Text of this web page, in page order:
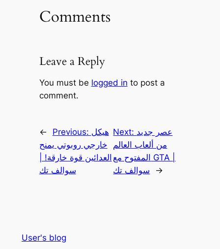
Comments
Leave a Reply
You must be logged in to post a
comment.
← Previous: هيكل
خارجي روبوتي يمنح
العدائين قوة خارقة! |
سوالف تك
Next: عصر جديد
من ألعاب العالم
المفتوح مع GTA |
سوالف تك
→
User's blog